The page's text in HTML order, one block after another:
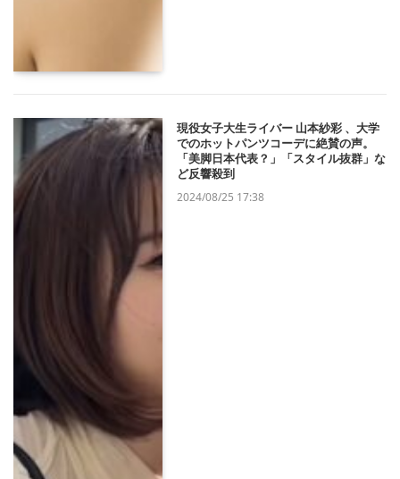
現役女子大生ライバー 山本紗彩 、大学
でのホットパンツコーデに絶賛の声。
「美脚日本代表？」「スタイル抜群」な
ど反響殺到
2024/08/25 17:38